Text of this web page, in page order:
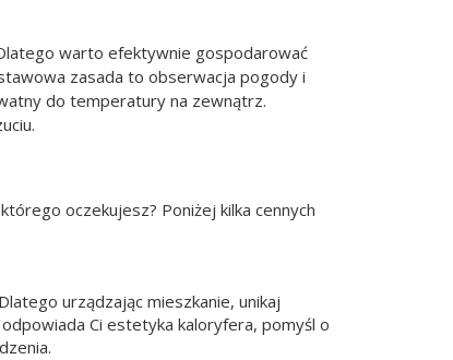
warto efektywnie gospodarować
zasada to obserwacja pogody i
do temperatury na zewnątrz.
oczekujesz? Poniżej kilka cennych
urządzając mieszkanie, unikaj
Ci estetyka kaloryfera, pomyśl o